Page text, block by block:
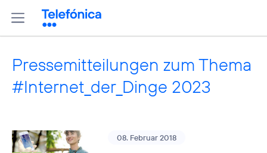
Pressemitteilungen zum Thema
#Internet_der_Dinge 2023
08. Februar 2018